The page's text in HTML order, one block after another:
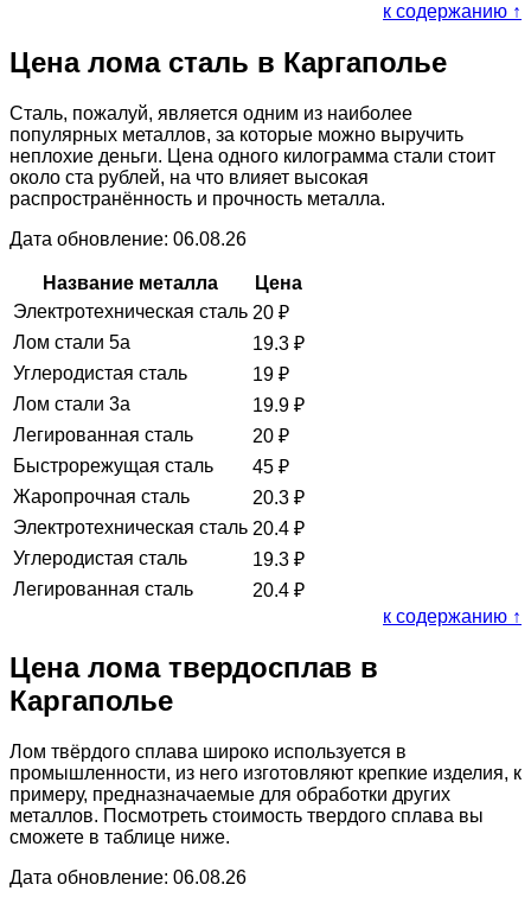
к содержанию ↑
Цена лома сталь в Каргаполье
Сталь, пожалуй, является одним из наиболее
популярных металлов, за которые можно выручить
неплохие деньги. Цена одного килограмма стали стоит
около ста рублей, на что влияет высокая
распространённость и прочность металла.
Дата обновление: 06.08.26
Название металла
Цена
Электротехническая сталь 20 ₽
Лом стали 5а
19.3 ₽
Углеродистая сталь
19 ₽
Лом стали 3а
19.9 ₽
Легированная сталь
20 ₽
Быстрорежущая сталь
45 ₽
Жаропрочная сталь
20.3 ₽
Электротехническая сталь 20.4 ₽
Углеродистая сталь
19.3 ₽
Легированная сталь
20.4 ₽
к содержанию ↑
Цена лома твердосплав в
Каргаполье
Лом твёрдого сплава широко используется в
промышленности, из него изготовляют крепкие изделия, к
примеру, предназначаемые для обработки других
металлов. Посмотреть стоимость твердого сплава вы
сможете в таблице ниже.
Дата обновление: 06.08.26